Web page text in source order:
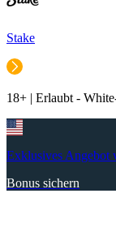
Stake
18+ | Erlaubt -
Exklusives Angebot
Bonus sichern